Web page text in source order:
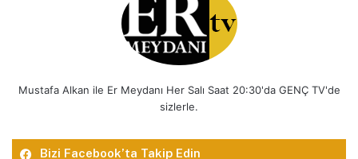
Mustafa Alkan ile Er Meydanı Her Salı Saat 20:30'da GENÇ TV'de
sizlerle.
Bizi Facebook’ta Takip Edin